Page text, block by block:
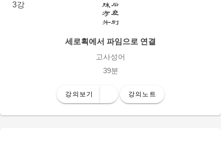
3강
세로획에서 파임으로 연결
고사성어
39분
강의보기 강의노트